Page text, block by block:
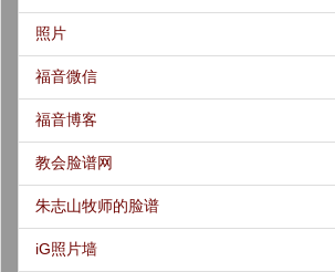
照片
福音微信
福音博客
教会脸谱网
朱志山牧师的脸谱
iG照片墙